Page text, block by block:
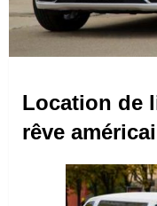
Location de
rêve